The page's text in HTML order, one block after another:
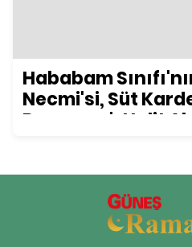
Hababam
Necmi'si, Süt
Ramazan'ı Halit